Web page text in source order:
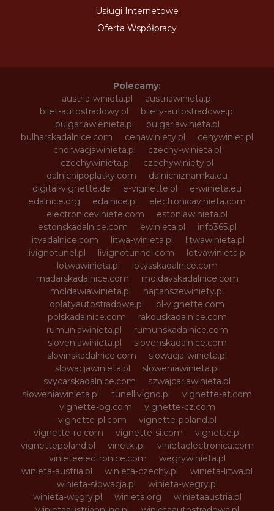
Usługi Internetowe
Oferta Współpracy
Polecamy:
austria-winieta.pl
austriawinieta.pl
bilet-autostradowy.pl
bilety-autostradowe.pl
bulgariawienieta.pl
bulgariawinieta.pl
bulharskadalnice.com
cenawiniety.pl
cenywiniet.pl
chorwacjawinieta.pl
czechy-winieta.pl
czechywinieta.pl
czechywiniety.pl
dalnicnipoplatky.com
dalnicniznamka.eu
digital-vignette.de
e-vignette.pl
e-winieta.eu
edalnice.org
edalnice.pl
electronicavinieta.com
electroniceviniete.com
estoniawinieta.pl
estonskadalnice.com
ewinieta.pl
info365.pl
litvadalnice.com
litwa-winieta.pl
litwawinieta.pl
livignotunel.pl
livignotunnel.com
lotvawinieta.pl
lotwawinieta.pl
lotysskadalnice.com
madarskadalnice.com
moldavskadalnice.com
moldawiawinieta.pl
najtanszewiniety.pl
oplatyautostradowe.pl
pl-vignette.com
polskadalnice.com
rakouskadalnice.com
rumuniawinieta.pl
rumunskadalnice.com
sloveniawinieta.pl
slovenskadalnice.com
slovinskadalnice.com
slowacja-winieta.pl
slowacjawinieta.pl
sloweniawinieta.pl
svycarskadalnice.com
szwajcariawinieta.pl
słoweniawinieta.pl
tunellivigno.pl
vignette-at.com
vignette-bg.com
vignette-cz.com
vignette-pl.com
vignette-poland.pl
vignette-ro.com
vignette-si.com
vignette.pl
vignettepoland.pl
vinetki.pl
vinietaelectronica.com
vinieteelectronice.com
wegrywinieta.pl
winieta-austria.pl
winieta-czechy.pl
winieta-litwa.pl
winieta-słowacja.pl
winieta-wegry.pl
winieta-węgry.pl
winieta.org
winietaaustria.pl